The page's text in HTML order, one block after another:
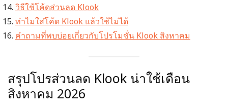
วิธีใช้โค้ดส่วนลด Klook
ทำไมใส่โค้ด Klook แล้วใช้ไม่ได้
คำถามที่พบบ่อยเกี่ยวกับโปรโมชั่น Klook สิงหาคม
สรุปโปรส่วนลด Klook น่าใช้เดือน
สิงหาคม 2026